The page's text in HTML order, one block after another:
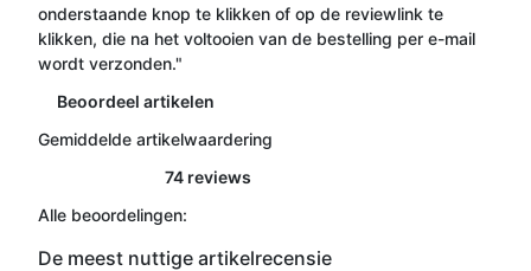
Gemiddelde artikelwaardering
74 reviews
onderstaande knop te klikken of op de reviewlink te
klikken, die na het voltooien van de bestelling per e-mail
wordt verzonden."
Beoordeel artikelen
Alle beoordelingen:
De meest nuttige artikelrecensie